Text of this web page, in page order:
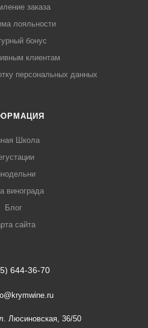
заказа
лояльности
бонус
клиентам
персональных данных
Школа
винограда
Блог
сайта
644-36-70
Люсиновская, 36/50